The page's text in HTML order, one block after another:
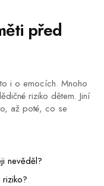
před
i o emocích. Mnoho
riziko dětem. Jiní
až poté, co se
nevěděl?